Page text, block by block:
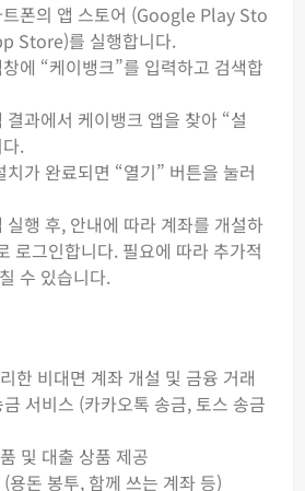
트폰의 앱 스토어 (Google Play Sto
Store)를 실행합니다.
에 “케이뱅크”를 입력하고 검색합
결과에서 케이뱅크 앱을 찾아 “설
.
치가 완료되면 “열기” 버튼을 눌러
실행 후, 안내에 따라 계좌를 개설하
로그인합니다. 필요에 따라 추가적
수 있습니다.
한 비대면 계좌 개설 및 금융 거래
서비스 (카카오톡 송금, 토스 송금
및 대출 상품 제공
용돈 봉투, 함께 쓰는 계좌 등)